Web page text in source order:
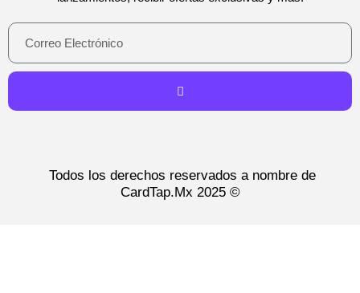
Todos los derechos reservados a nombre de
CardTap.Mx 2025 ©